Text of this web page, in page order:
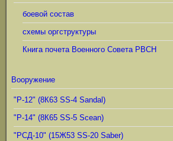
боевой состав
схемы оргструктуры
Книга почета Военного Совета РВСН
Вооружение
"Р-12" (8К63 SS-4 Sandal)
"Р-14" (8К65 SS-5 Scean)
"РСД-10" (15Ж53 SS-20 Saber)